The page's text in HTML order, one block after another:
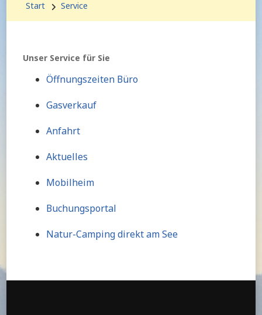
Start Service
Unser Service für Sie
Öffnungszeiten Büro
Gasverkauf
Anfahrt
Aktuelles
Mobilheim
Buchungsportal
Natur-Camping direkt am See